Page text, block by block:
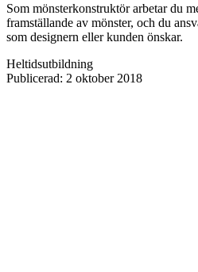
Som mönsterkonstruktör arbetar du
framställande av mönster, och du
som designern eller kunden önskar.
Heltidsutbildning
Publicerad: 2 oktober 2018